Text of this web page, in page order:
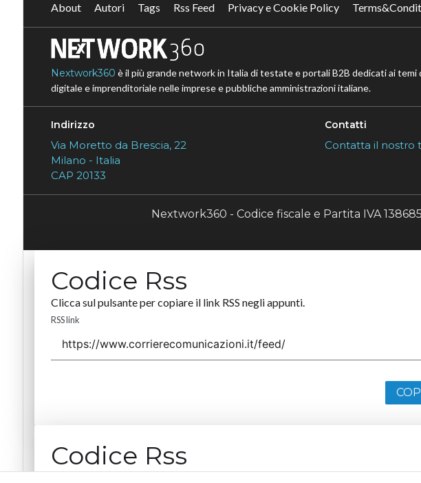
About Autori Tags Rss Feed Privacy e Cookie Policy
Nextwork360 è il più grande network in Italia di testate e portali B2B dedicati ai
digitale e imprenditoriale nelle imprese e pubbliche amministrazioni italiane.
Indirizzo
Via Moretto da Brescia, 22
Milano - Italia
CAP 20133
Contatti
Contatta il nostro
Nextwork360 - Codice fiscale e Partita IVA
Codice Rss
Clicca sul pulsante per copiare il link RSS negli appunti.
RSS link
Codice Rss